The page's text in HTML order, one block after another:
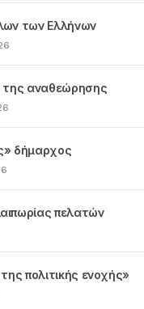
των Ελλήνων
της αναθεώρησης
δήμαρχος
πελατών
πολιτικής ενοχής»